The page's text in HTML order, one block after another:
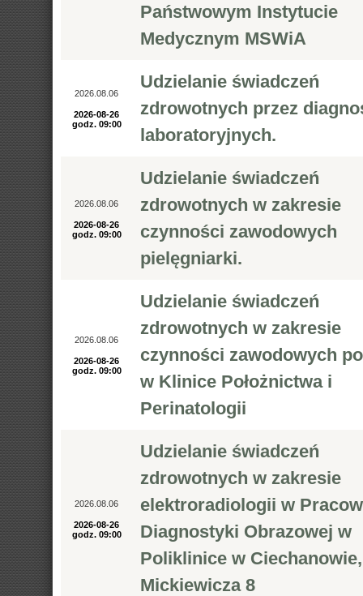
Państwowym Instytucie
Medycznym MSWiA
2026.08.06
2026-08-26
godz. 09:00
Udzielanie świadczeń
zdrowotnych przez
laboratoryjnych.
2026.08.06
2026-08-26
godz. 09:00
Udzielanie świadczeń
zdrowotnych w zakresie
czynności zawodowych
pielęgniarki.
2026.08.06
2026-08-26
godz. 09:00
Udzielanie świadczeń
zdrowotnych w zakresie
czynności zawodowych
w Klinice Położnictwa i
Perinatologii
2026.08.06
2026-08-26
godz. 09:00
Udzielanie świadczeń
zdrowotnych w zakresie
elektroradiologii w
Diagnostyki Obrazowej w
Poliklinice w
Mickiewicza 8